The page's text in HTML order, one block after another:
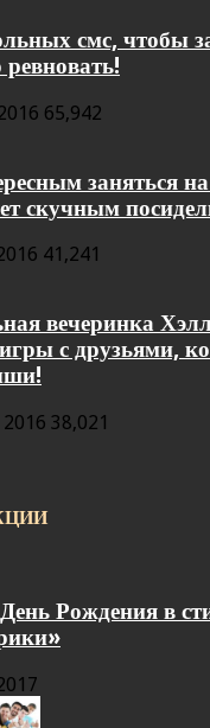
смс, чтобы
65,942
заняться
скучным
41,241
вечеринка
с друзьями,
2016 38,021
Рождения в